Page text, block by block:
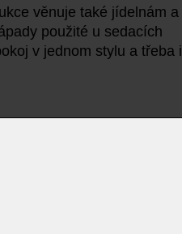
věnuje také jídelnám a
použité u sedacích
v jednom stylu a třeba i